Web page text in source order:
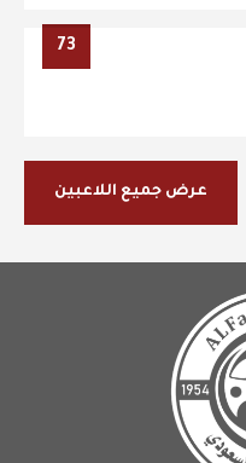
73
عرض جميع اللاعبين